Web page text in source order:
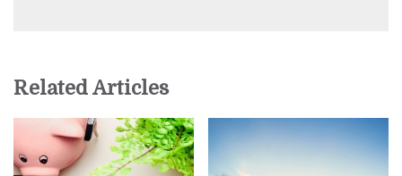
Related Articles